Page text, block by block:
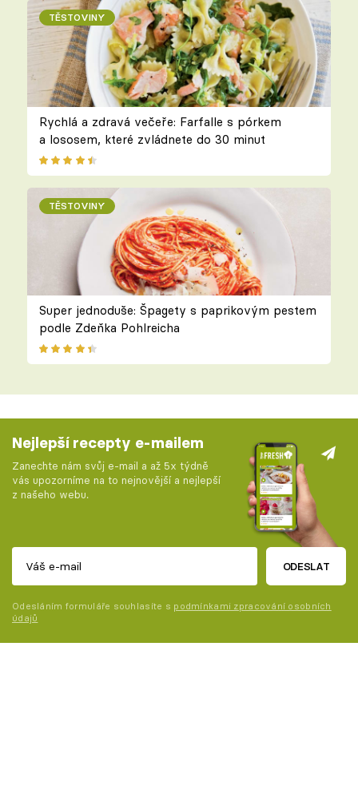
TĚSTOVINY
Rychlá a zdravá večeře: Farfalle s pórkem
a lososem, které zvládnete do 30 minut
TĚSTOVINY
Super jednoduše: Špagety s paprikovým pestem
podle Zdeňka Pohlreicha
Nejlepší recepty e-mailem
Zanechte nám svůj e-mail a až 5x týdně
vás upozorníme na to nejnovější a nejlepší
z našeho webu.
ODESLAT
Odesláním formuláře souhlasíte s podmínkami zpracování osobních
údajů